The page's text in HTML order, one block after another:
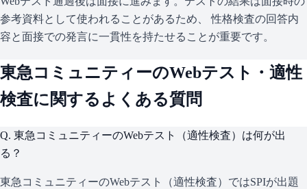
参考資料として使われることがあるため、 性格検査の回答内
容と面接での発言に一貫性を持たせることが重要です。
東急コミュニティーのWebテスト・適性
検査に関するよくある質問
Q. 東急コミュニティーのWebテスト（適性検査）は何が出
る？
東急コミュニティーのWebテスト（適性検査）ではSPIが出題